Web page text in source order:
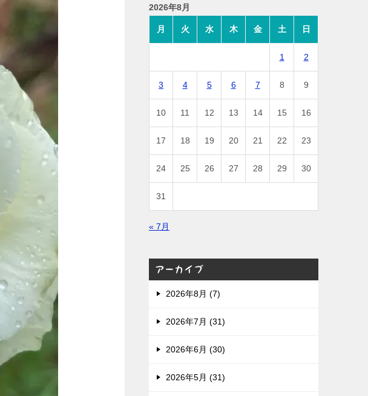
2026年8月
月 火 水 木 金 土 日
1 2
3 4 5 6 7 8 9
10 11 12 13 14 15 16
17 18 19 20 21 22 23
24 25 26 27 28 29 30
31
« 7月
アーカイブ
2026年8月 (7)
2026年7月 (31)
2026年6月 (30)
2026年5月 (31)